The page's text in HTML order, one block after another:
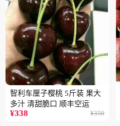
智利车厘子樱桃 5斤装 果大
多汁 清甜脆口 顺丰空运
¥338 ¥350